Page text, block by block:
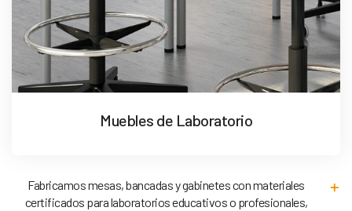
Muebles de Laboratorio
Fabricamos mesas, bancadas y gabinetes con materiales
certificados para laboratorios educativos o profesionales,